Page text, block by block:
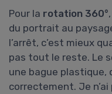
Pour la rotation 360°
du portrait au
l’arrêt, c’est mieux
pas tout le reste. Le
une bague plastique,
correctement. Je